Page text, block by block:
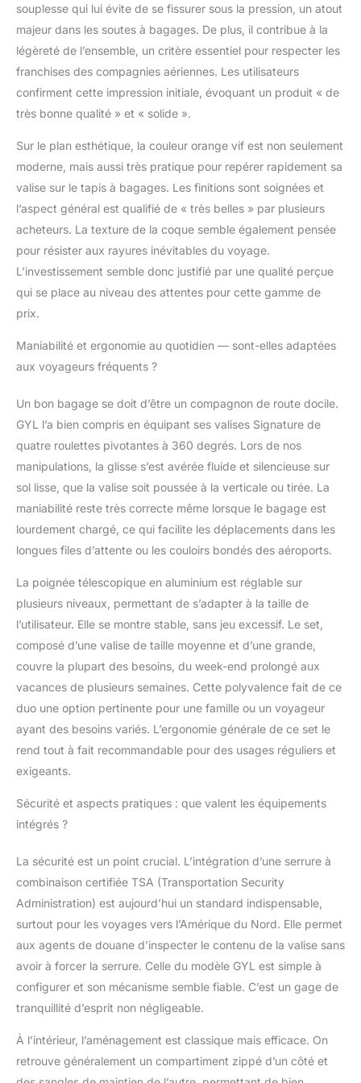
week-end ou les courts
voyages d’affaires.
CONSTRUCTION
DURABLE : Fabriquées
en 100 %
polypropylène d’origine
française, ces valises
résistance
exceptionnelle aux
chocs. Leur coque
efficacement contre les
rayures et les
manipulations brutales,
tout en offrant un style
moderne et raffiné.
VOYAGE SÉCURISÉ :
homologuée TSA, les
tout en respectant les
réglementations
internationales. Le
personnel de sécurité
peut ouvrir et refermer
vos bagages sans les
endommager, vous
garantissant ainsi
sérénité et tranquillité
d’esprit. ROULETTES
avec des roulettes
pivotantes
multidirectionnelles à
déplacent en douceur
dans les aéroports,
gares et hôtels. Leur
mobilité fluide réduit la
fatigue des bras et
facilite la navigation
dans les espaces
agréable. DESIGN
télescopique en
poignée ergonomique
supérieure, les valises
Signature allient
robustesse et confort.
Faciles à soulever,
apportent un soutien
pratique aux voyageurs
vie, ces bagages sont
des essentiels fiables
pour vos
souplesse qui lui évite de se fissurer sous la pression, un atout
majeur dans les soutes à bagages. De plus, il contribue à la
légèreté de l’ensemble, un critère essentiel pour respecter les
franchises des compagnies aériennes. Les utilisateurs
confirment cette impression initiale, évoquant un produit « de
très bonne qualité » et « solide ».
Sur le plan esthétique, la couleur orange vif est non seulement
moderne, mais aussi très pratique pour repérer rapidement sa
valise sur le tapis à bagages. Les finitions sont soignées et
l’aspect général est qualifié de « très belles » par plusieurs
acheteurs. La texture de la coque semble également pensée
pour résister aux rayures inévitables du voyage.
L’investissement semble donc justifié par une qualité perçue
qui se place au niveau des attentes pour cette gamme de
prix.
Maniabilité et ergonomie au quotidien — sont-elles adaptées
aux voyageurs fréquents ?
Un bon bagage se doit d’être un compagnon de route docile.
GYL l’a bien compris en équipant ses valises Signature de
quatre roulettes pivotantes à 360 degrés. Lors de nos
manipulations, la glisse s’est avérée fluide et silencieuse sur
sol lisse, que la valise soit poussée à la verticale ou tirée. La
maniabilité reste très correcte même lorsque le bagage est
lourdement chargé, ce qui facilite les déplacements dans les
longues files d’attente ou les couloirs bondés des aéroports.
La poignée télescopique en aluminium est réglable sur
plusieurs niveaux, permettant de s’adapter à la taille de
l’utilisateur. Elle se montre stable, sans jeu excessif. Le set,
composé d’une valise de taille moyenne et d’une grande,
couvre la plupart des besoins, du week-end prolongé aux
vacances de plusieurs semaines. Cette polyvalence fait de ce
duo une option pertinente pour une famille ou un voyageur
ayant des besoins variés. L’ergonomie générale de ce set le
rend tout à fait recommandable pour des usages réguliers et
exigeants.
Sécurité et aspects pratiques : que valent les équipements
intégrés ?
La sécurité est un point crucial. L’intégration d’une serrure à
combinaison certifiée TSA (Transportation Security
Administration) est aujourd’hui un standard indispensable,
surtout pour les voyages vers l’Amérique du Nord. Elle permet
aux agents de douane d’inspecter le contenu de la valise sans
avoir à forcer la serrure. Celle du modèle GYL est simple à
configurer et son mécanisme semble fiable. C’est un gage de
tranquillité d’esprit non négligeable.
À l’intérieur, l’aménagement est classique mais efficace. On
retrouve généralement un compartiment zippé d’un côté et